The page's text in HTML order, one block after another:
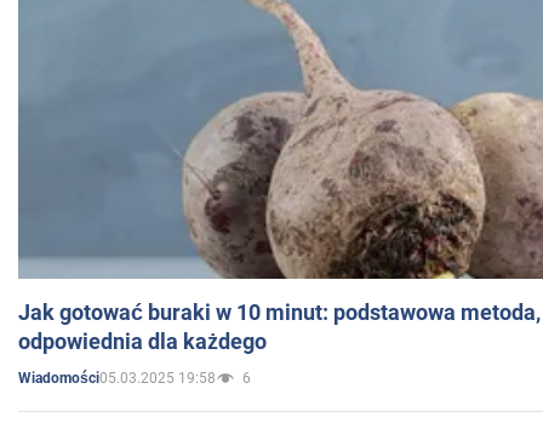
Jak gotować buraki w 10 minut: podstawowa
odpowiednia dla każdego
Wiadomości05.03.2025 19:58 6